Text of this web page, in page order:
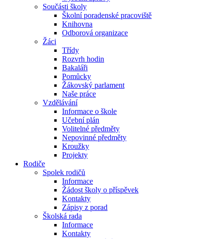
Součásti školy
Školní poradenské pracoviště
Knihovna
Odborová organizace
Žáci
Třídy
Rozvrh hodin
Bakaláři
Pomůcky
Žákovský parlament
Naše práce
Vzdělávání
Informace o škole
Učební plán
Volitelné předměty
Nepovinné předměty
Kroužky
Projekty
Rodiče
Spolek rodičů
Informace
Žádost školy o příspěvek
Kontakty
Zápisy z porad
Školská rada
Informace
Kontakty